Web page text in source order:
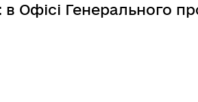
Офісі Генерального